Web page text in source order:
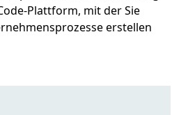
Plattform, mit der Sie
erstellen